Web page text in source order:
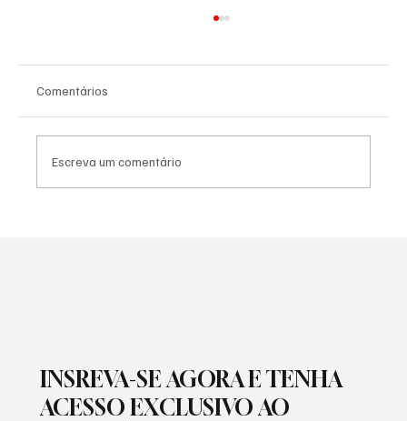
Comentários
Escreva um comentário
INSREVA-SE AGORA E TENHA
ACESSO EXCLUSIVO AO